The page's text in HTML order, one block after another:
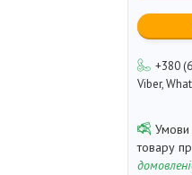
+380
Viber,
товару